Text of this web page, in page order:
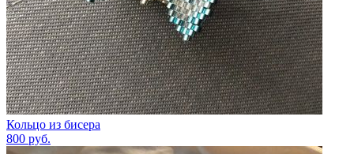
Кольцо из бисера
800 руб.